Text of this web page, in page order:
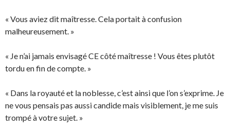
« Vous aviez dit maîtresse. Cela portait à confusion
malheureusement. »
« Je n’ai jamais envisagé CE côté maîtresse ! Vous êtes plutôt
tordu en fin de compte. »
« Dans la royauté et la noblesse, c’est ainsi que l’on s’exprime. Je
ne vous pensais pas aussi candide mais visiblement, je me suis
trompé à votre sujet. »